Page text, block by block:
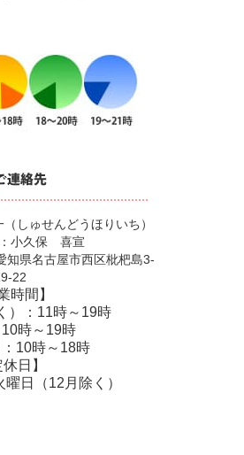
しゅせんどうほりいち）
小久保 喜宣
県名古屋市西区枇杷島3-
22
時間】
）：11時～19時
時～19時
10時～18時
休日】
日（12月除く）